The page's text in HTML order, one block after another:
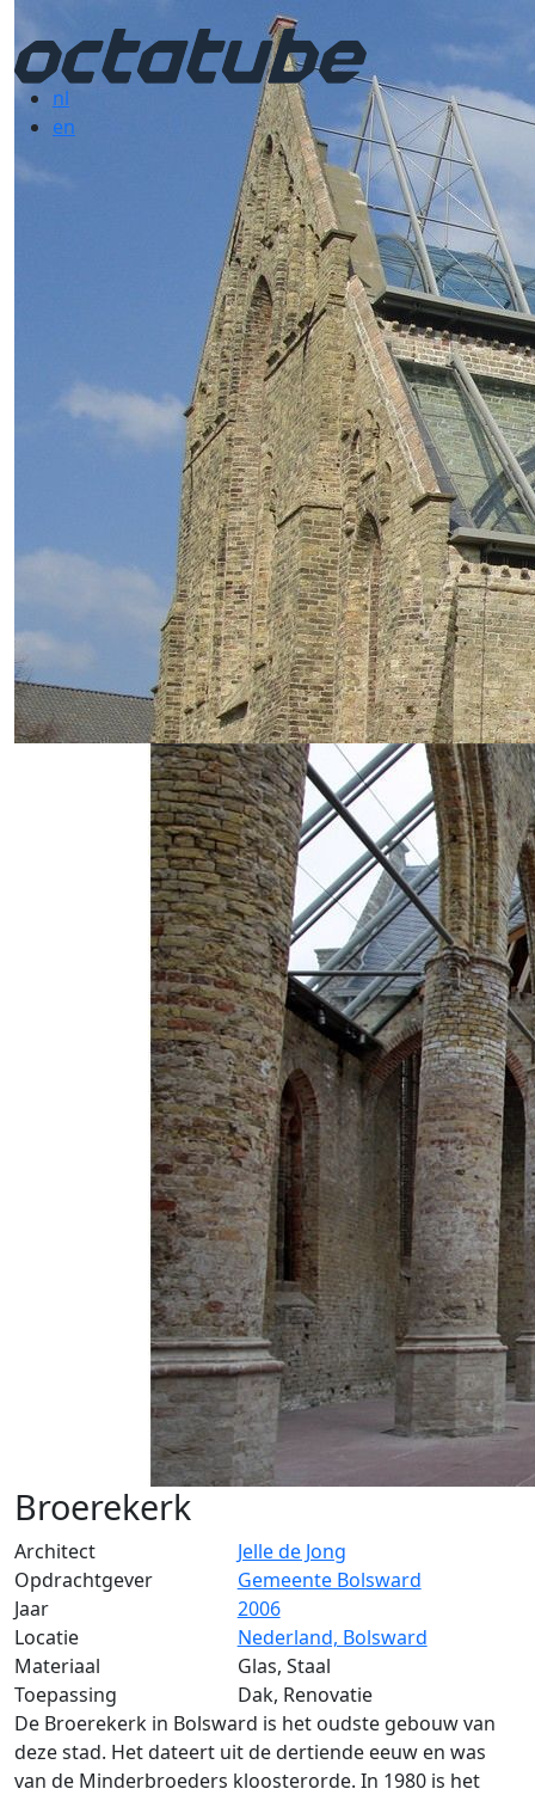
nl
en
Broerekerk
Architect
Jelle de Jong
Opdrachtgever
Gemeente Bolsward
Jaar
2006
Locatie
Nederland, Bolsward
Materiaal
Glas, Staal
Toepassing
Dak, Renovatie
De Broerekerk in Bolsward is het oudste gebouw van
deze stad. Het dateert uit de dertiende eeuw en was
van de Minderbroeders kloosterorde. In 1980 is het